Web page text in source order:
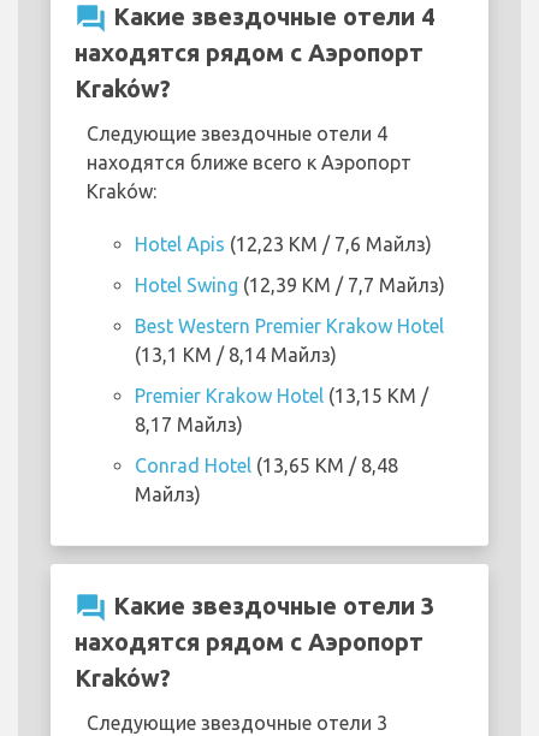
question_answer Какие звездочные отели 4
находятся рядом с Аэропорт
Kraków?
Следующие звездочные отели 4
находятся ближе всего к Аэропорт
Kraków:
Hotel Apis (12,23 KM / 7,6 Майлз)
Hotel Swing (12,39 KM / 7,7 Майлз)
Best Western Premier Krakow Hotel
(13,1 KM / 8,14 Майлз)
Premier Krakow Hotel (13,15 KM /
8,17 Майлз)
Conrad Hotel (13,65 KM / 8,48
Майлз)
question_answer Какие звездочные отели 3
находятся рядом с Аэропорт
Kraków?
Следующие звездочные отели 3